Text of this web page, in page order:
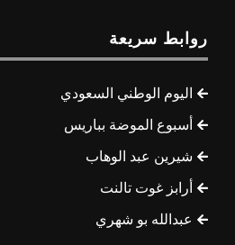
روابط سريعة
اليوم الوطني السعودي
أسبوع الموضة بباريس
شيرين عبد الوهاب
أرابز غوت تالنت
عبدالله بو شهري